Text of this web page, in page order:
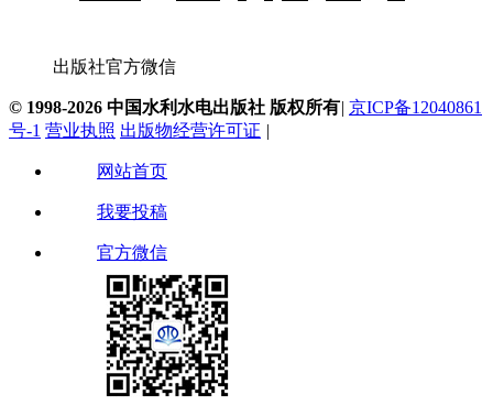
出版社官方微信
© 1998-2026 中国水利水电出版社 版权所有| 京ICP备12040861
号-1 营业执照 出版物经营许可证 |
网站首页
我要投稿
官方微信